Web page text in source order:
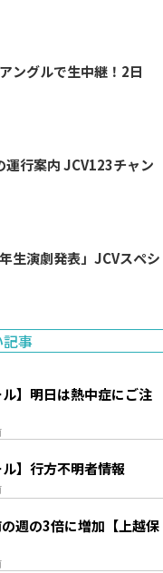
ングルで生中継！2日
チャン
生演劇発表」JCVスペシ
事
】明日は熱中症にご注
】行方不明者情報